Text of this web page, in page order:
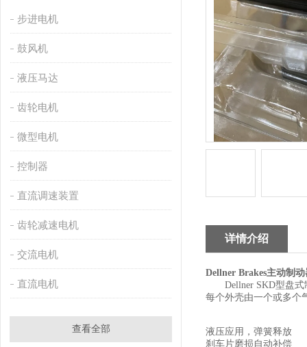
步进电机
鼓风机
液压马达
齿轮电机
微型电机
控制器
直流调速装置
齿轮减速电机
交流电机
直流电机
查看全部
详情介绍
Dellner Brakes主动制
Dellner SKD型盘式
每个外壳由一个或多个
液压应用，弹簧释放
刹车片磨损自动补偿